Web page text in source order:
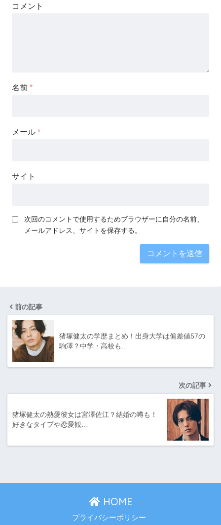
コメント
名前 *
メール *
サイト
次回のコメントで使用するためブラウザーに自分の名前、
メールアドレス、サイトを保存する。
前の記事
猪塚健太の学歴まとめ！出身大学は偏差値57の
駒澤？中学・高校も…
次の記事
猪塚健太の熱愛彼女は宮澤佐江？結婚の噂も！
好きなタイプや恋愛観…
HOME
プライバシーポリシー